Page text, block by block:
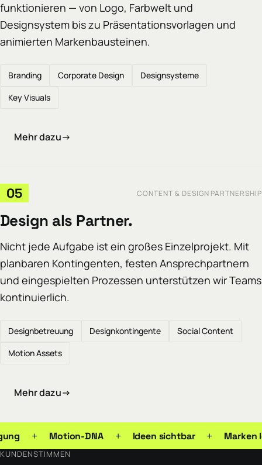
funktionieren — von Logo, Farbwelt und
Designsystem bis zu Präsentationsvorlagen und
animierten Markenbausteinen.
Branding Corporate Design
Designsysteme
Key Visuals
Mehr dazu→
05 CONTENT & DESIGN PARTNERSHIP
Design als Partner.
Nicht jede Aufgabe ist ein großes Einzelprojekt. Mit
planbaren Kontingenten, festen Ansprechpartnern
und eingespielten Prozessen unterstützen wir Teams
kontinuierlich.
Designbetreuung Designkontingente
Social Content
Motion Assets
Mehr dazu→
Bewegung + Motion-DNA + Ideen sichtbar +
KUNDENSTIMMEN